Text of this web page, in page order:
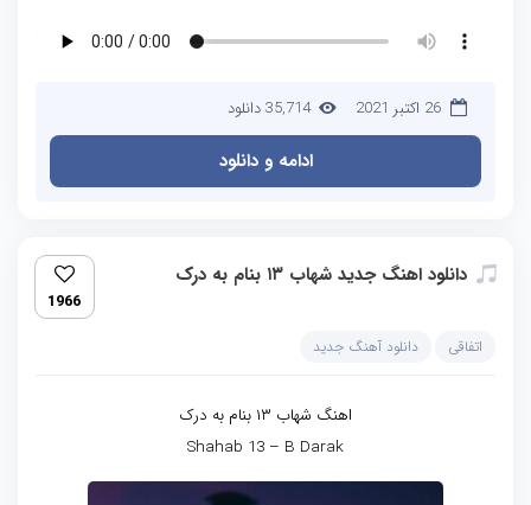
26 اکتبر 2021 35,714 دانلود
ادامه و دانلود
دانلود اهنگ جدید شهاب ۱۳ بنام به درک
1966
اتفاقی دانلود آهنگ جدید
اهنگ شهاب ۱۳ بنام به درک
Shahab 13 – B Darak